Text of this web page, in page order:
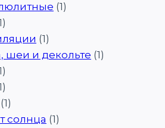
(1)
(1)
шеи и декольте (1)
(1)
солнца (1)